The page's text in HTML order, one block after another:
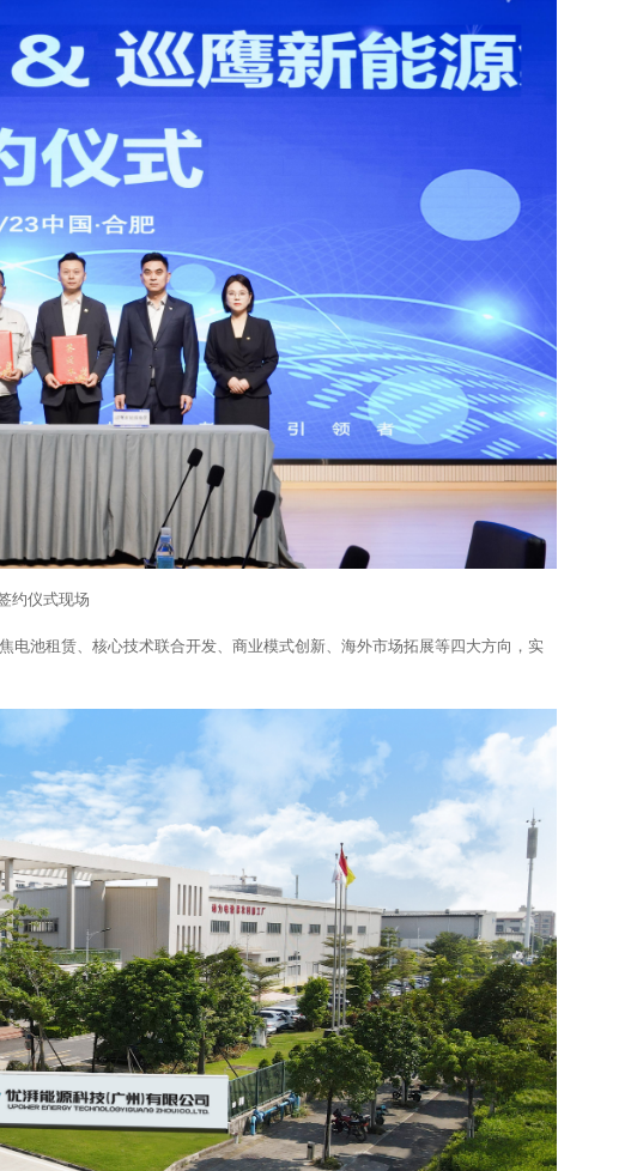
约仪式现场
电池租赁、核心技术联合开发、商业模式创新、海外市场拓展等四大方向，实